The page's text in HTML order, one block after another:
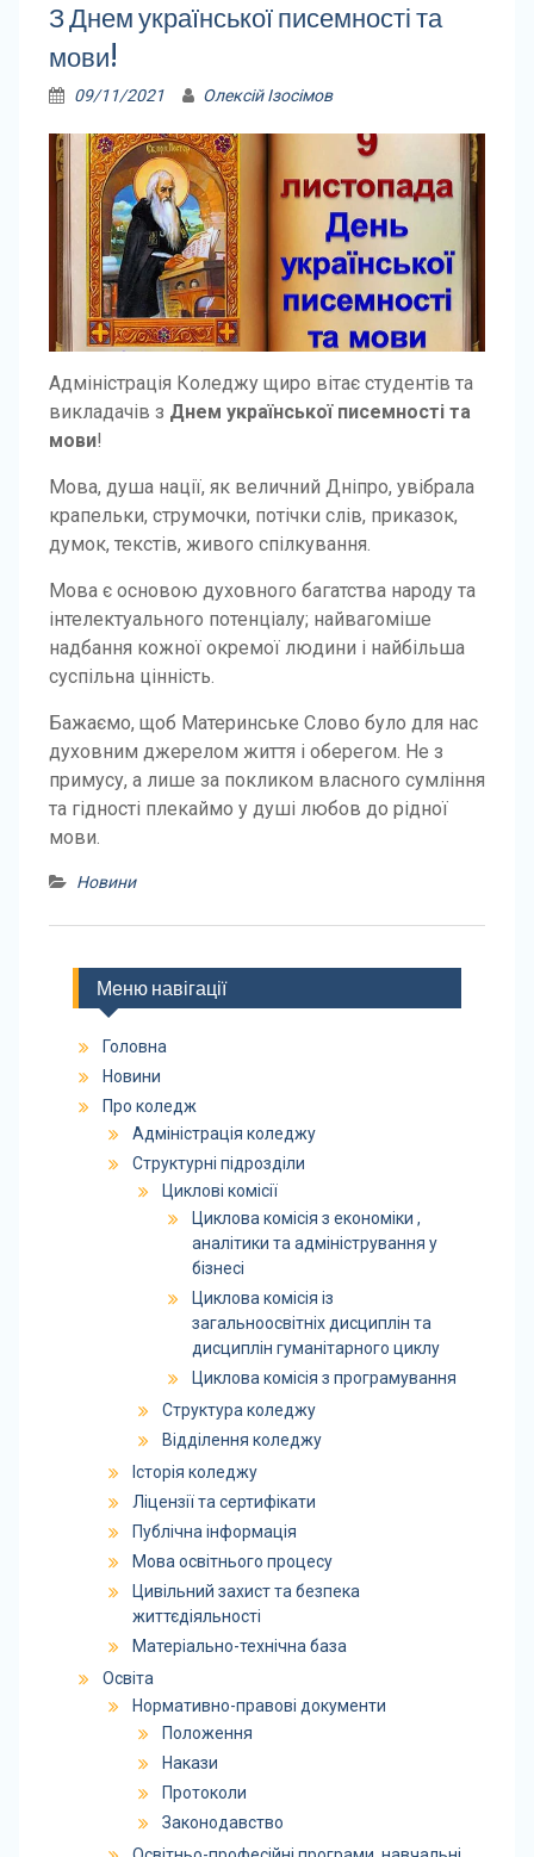
З Днем української писемності та
мови!
09/11/2021 Олексій Ізосімов
Адміністрація Коледжу щиро вітає студентів та
викладачів з Днем української писемності та
мови!
Мова, душа нації, як величний Дніпро, увібрала
крапельки, струмочки, потічки слів, приказок,
думок, текстів, живого спілкування.
Мова є основою духовного багатства народу та
інтелектуального потенціалу; найвагоміше
надбання кожної окремої людини і найбільша
суспільна цінність.
Бажаємо, щоб Материнське Слово було для нас
духовним джерелом життя і оберегом. Не з
примусу, а лише за покликом власного сумління
та гідності плекаймо у душі любов до рідної
мови.
Новини
Меню навігації
Головна
Новини
Про коледж
Адміністрація коледжу
Структурні підрозділи
Циклові комісії
Циклова комісія з економіки ,
аналітики та адміністрування у
бізнесі
Циклова комісія із
загальноосвітніх дисциплін та
дисциплін гуманітарного циклу
Циклова комісія з програмування
Структура коледжу
Відділення коледжу
Історія коледжу
Ліцензії та сертифікати
Публічна інформація
Мова освітнього процесу
Цивільний захист та безпека
життєдіяльності
Матеріально-технічна база
Освіта
Нормативно-правові документи
Положення
Накази
Протоколи
Законодавство